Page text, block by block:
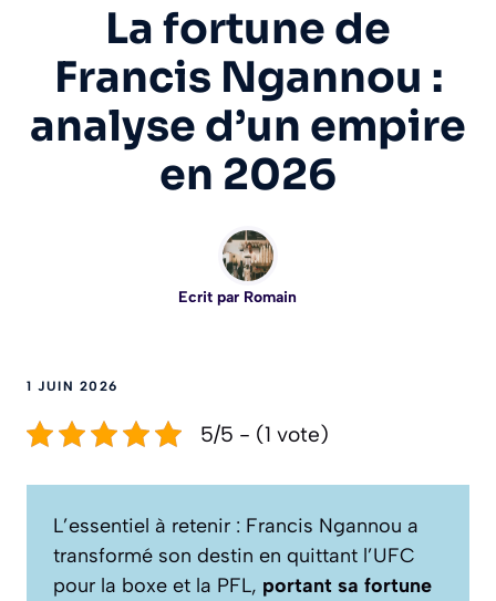
La fortune de
Francis Ngannou :
analyse d’un empire
en 2026
Ecrit par Romain
1 JUIN 2026
5/5 - (1 vote)
L’essentiel à retenir : Francis Ngannou a
transformé son destin en quittant l’UFC
pour la boxe et la PFL, portant sa fortune